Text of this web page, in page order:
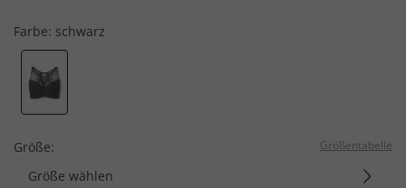
Farbe: schwarz
Größe: Größentabelle
Größe wählen